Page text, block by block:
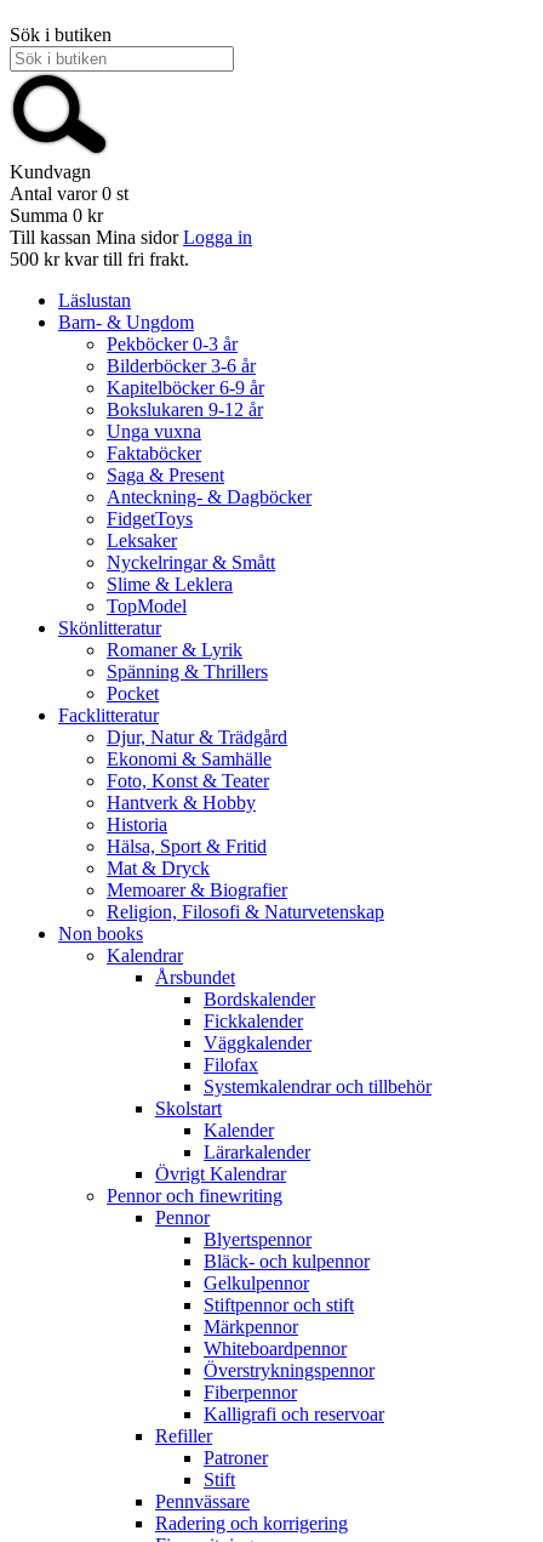
Sök i butiken
Kundvagn
Antal varor 0 st
Summa 0 kr
Till kassan Mina sidor Logga in
500 kr kvar till fri frakt.
Läslustan
Barn- & Ungdom
Pekböcker 0-3 år
Bilderböcker 3-6 år
Kapitelböcker 6-9 år
Bokslukaren 9-12 år
Unga vuxna
Faktaböcker
Saga & Present
Anteckning- & Dagböcker
FidgetToys
Leksaker
Nyckelringar & Smått
Slime & Leklera
TopModel
Skönlitteratur
Romaner & Lyrik
Spänning & Thrillers
Pocket
Facklitteratur
Djur, Natur & Trädgård
Ekonomi & Samhälle
Foto, Konst & Teater
Hantverk & Hobby
Historia
Hälsa, Sport & Fritid
Mat & Dryck
Memoarer & Biografier
Religion, Filosofi & Naturvetenskap
Non books
Kalendrar
Årsbundet
Bordskalender
Fickkalender
Väggkalender
Filofax
Systemkalendrar och tillbehör
Skolstart
Kalender
Lärarkalender
Övrigt Kalendrar
Pennor och finewriting
Pennor
Blyertspennor
Bläck- och kulpennor
Gelkulpennor
Stiftpennor och stift
Märkpennor
Whiteboardpennor
Överstrykningspennor
Fiberpennor
Kalligrafi och reservoar
Refiller
Patroner
Stift
Pennvässare
Radering och korrigering